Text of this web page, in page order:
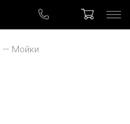
Мойки